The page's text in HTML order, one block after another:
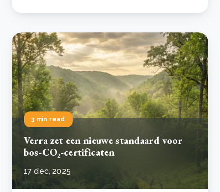
3 min read
Verra zet een nieuwe standaard voor
bos-CO₂-certificaten
17 dec, 2025